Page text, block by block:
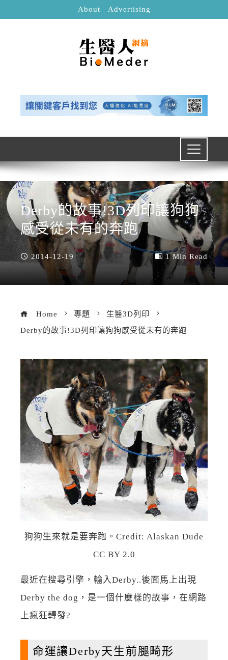
About Advertising
Derby的故事!3D列印讓狗狗
感受從未有的奔跑
2014-12-19 1 Min Read
Home 專題
生醫3D列印
Derby的故事!3D列印讓狗狗感受從未有的奔跑
狗狗生來就是要奔跑。Credit: Alaskan Dude
CC BY 2.0
最近在搜尋引擎，輸入Derby..後面馬上出現
Derby the dog，是一個什麼樣的故事，在網路
上瘋狂轉發?
命運讓Derby天生前腿畸形